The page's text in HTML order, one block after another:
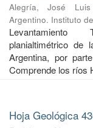
Alegría, José Luis
Argentino. Instituto
Levantamiento
planialtimétrico de
Argentina, por
Comprende los ríos
Hoja Geológica